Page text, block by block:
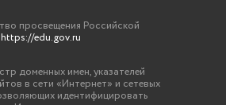
просвещения Российской
https://edu.gov.ru
доменных имен, указателей
в сети «Интернет» и сетевых
идентифицировать